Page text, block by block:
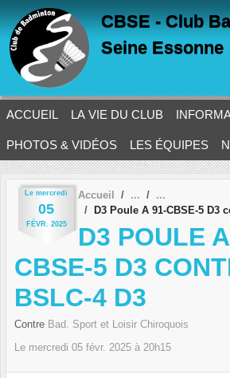
CBSE - Club
Seine Essonne
ACCUEIL LA VIE DU CLUB
PHOTOS & VIDÉOS LES ÉQUIPES
Le mercredi
05
FÉVR. 2025
Accueil
D3 Poule A 91-CBSE-5 D3
D3 POULE
CBSE-5 D3
BSLC-4 D3
Contre Bad. Sport et Loisir Chiroquois
Le mercredi 05 févr. 2025 à 20h15
Panneau de gestion des cookies